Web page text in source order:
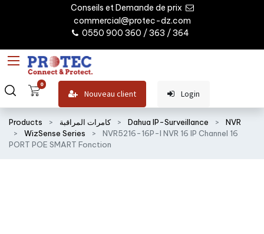
Conseils et Demande de prix
commercial@protec-dz.com
0550 900 360 / 363 / 364
0
Nouveau client Login
Products كامرات المراقبة Dahua IP-Surveillance
NVR
WizSense Series
NVR5216-16P-I NVR 16 IP Channel 16
PORT POE SMART Fonction